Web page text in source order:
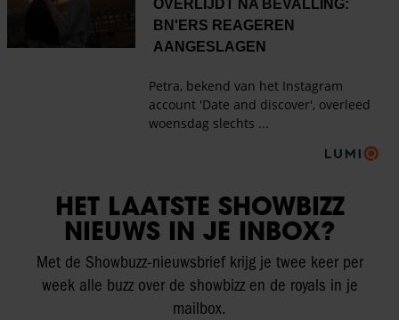
HET LAATSTE SHOWBIZZ
NIEUWS IN JE INBOX?
Met de Showbuzz-nieuwsbrief krijg je twee keer per
week alle buzz over de showbizz en de royals in je
mailbox.